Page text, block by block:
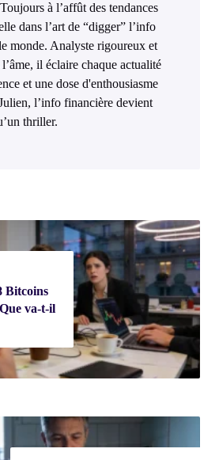
à l’affût des tendances
dans l’art de “digger” l’info
monde. Analyste rigoureux et
il éclaire chaque actualité
et une dose d'enthousiasme
l’info financière devient
thriller.
Bitcoins
va-t-il